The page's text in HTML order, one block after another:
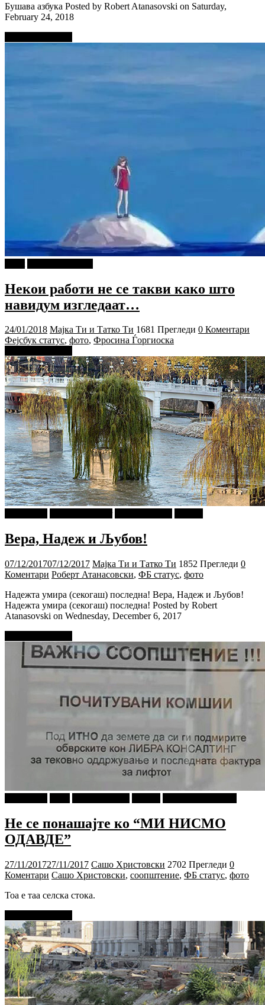
Бушава азбука Posted by Robert Atanasovski on Saturday,
February 24, 2018
Некои работи не се такви како што
навидум изгледаат…
24/01/2018 Мајка Ти и Татко Ти 1681 Прегледи 0 Коментари
Фејсбук статус, фото, Фросина Ѓоргиоска
Вера, Надеж и Љубов!
07/12/201707/12/2017 Мајка Ти и Татко Ти 1852 Прегледи 0
Коментари Роберт Атанасовски, ФБ статус, фото
Надежта умира (секогаш) последна! Вера, Надеж и Љубов!
Надежта умира (секогаш) последна! Posted by Robert
Atanasovski on Wednesday, December 6, 2017
Не се понашајте ко “МИ НИСМО
ОДАВДЕ”
27/11/201727/11/2017 Сашо Христовски 2702 Прегледи 0
Коментари Сашо Христовски, соопштение, ФБ статус, фото
Тоа е таа селска стока.